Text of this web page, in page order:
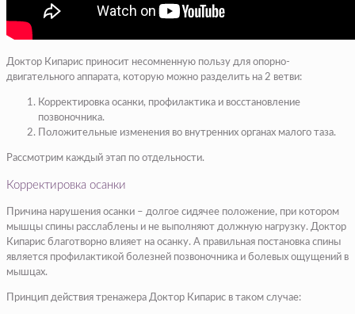
Доктор Кипарис приносит несомненную пользу для опорно-
двигательного аппарата, которую можно разделить на 2 ветви:
Корректировка осанки, профилактика и восстановление
позвоночника.
Положительные изменения во внутренних органах малого таза.
Рассмотрим каждый этап по отдельности.
Корректировка осанки
Причина нарушения осанки – долгое сидячее положение, при котором
мышцы спины расслаблены и не выполняют должную нагрузку. Доктор
Кипарис благотворно влияет на осанку. А правильная постановка спины
является профилактикой болезней позвоночника и болевых ощущений в
мышцах.
Принцип действия тренажера Доктор Кипарис в таком случае: